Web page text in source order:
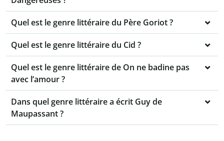
Quel est le genre littéraire du Père Goriot ?
Quel est le genre littéraire du Cid ?
Quel est le genre littéraire de On ne badine pas
avec l’amour ?
Dans quel genre littéraire a écrit Guy de
Maupassant ?